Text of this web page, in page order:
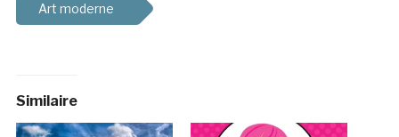
Art moderne
Similaire